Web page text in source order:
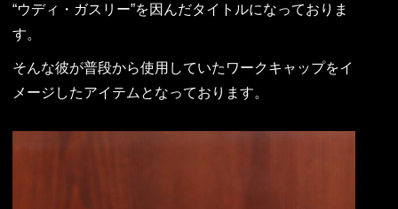
“ウディ・ガスリー”を因んだタイトルになっておりま
す。
そんな彼が普段から使用していたワークキャップをイ
メージしたアイテムとなっております。